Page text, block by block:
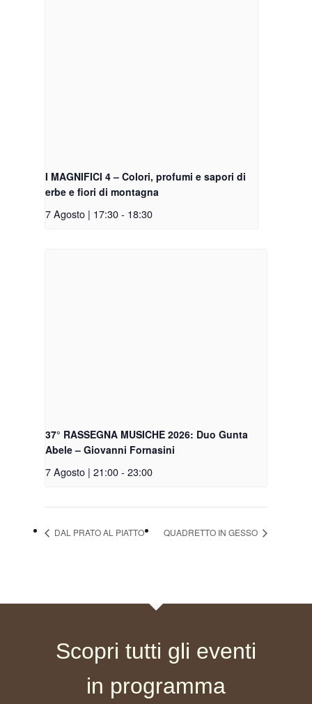
I MAGNIFICI 4 – Colori, profumi e sapori di
erbe e fiori di montagna
7 Agosto | 17:30- 18:30
37° RASSEGNA MUSICHE 2026: Duo Gunta
Abele – Giovanni Fornasini
7 Agosto | 21:00- 23:00
DAL PRATO AL PIATTO QUADRETTO IN GESSO
Scopri tutti gli eventi
in programma